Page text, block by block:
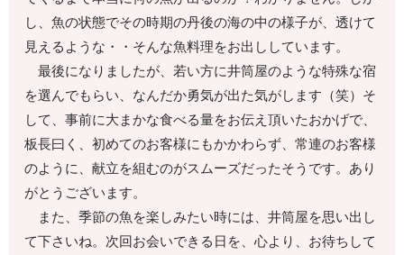
し、魚の状態でその時期の丹後の海の中の様子が、透けて
見えるような・・そんな魚料理をお出ししています。
最後になりましたが、若い方に井筒屋のような特殊な宿
を選んでもらい、なんだか勇気が出た気がします（笑）そ
して、事前に大まかな食べる量をお伝え頂いたおかげで、
板長曰く、初めてのお客様にもかかわらず、常連のお客様
のように、献立を組むのがスムーズだったそうです。あり
がとうございます。
また、季節の魚を楽しみたい時には、井筒屋を思い出し
て下さいね。次回お会いできる日を、心より、お待ちして